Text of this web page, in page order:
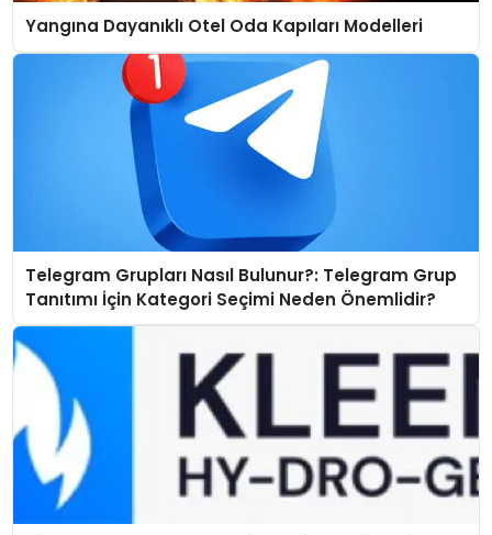
Yangına Dayanıklı Otel Oda Kapıları Modelleri
Telegram Grupları Nasıl Bulunur?: Telegram Grup
Tanıtımı İçin Kategori Seçimi Neden Önemlidir?